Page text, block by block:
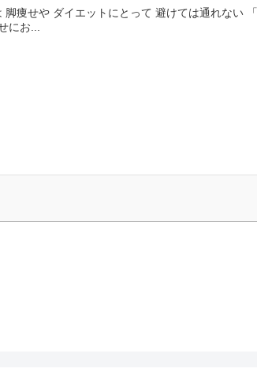
痩せや ダイエットにとって 避けては通れない
にお...